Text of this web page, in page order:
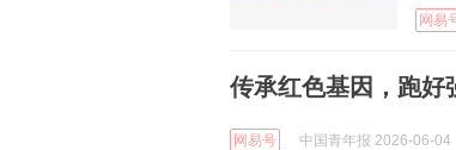
网易
传承红色基因，跑好
网易号 中国青年报 2026-06-04